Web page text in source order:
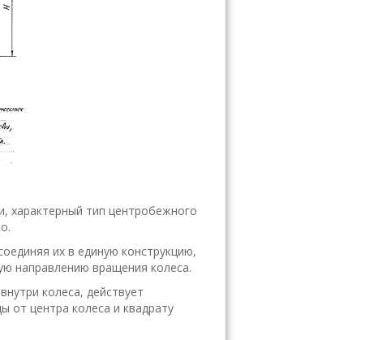
характерный тип центробежного
их в единую конструкцию,
направлению вращения колеса.
колеса, действует
от центра колеса и квадрату